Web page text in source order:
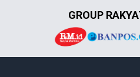
GROUP